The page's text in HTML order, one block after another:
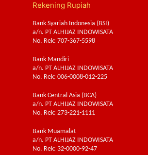
Rekening Rupiah
Bank Syariah Indonesia (BSI)
a/n. PT ALHIJAZ INDOWISATA
No. Rek: 707-367-5598
Bank Mandiri
a/n. PT ALHIJAZ INDOWISATA
No. Rek: 006-0008-012-225
Bank Central Asia (BCA)
a/n. PT ALHIJAZ INDOWISATA
No. Rek: 273-221-1111
Bank Muamalat
a/n. PT ALHIJAZ INDOWISATA
No. Rek: 32-0000-92-47